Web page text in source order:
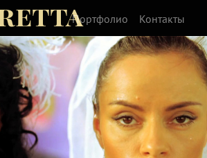
Портфолио Контакты